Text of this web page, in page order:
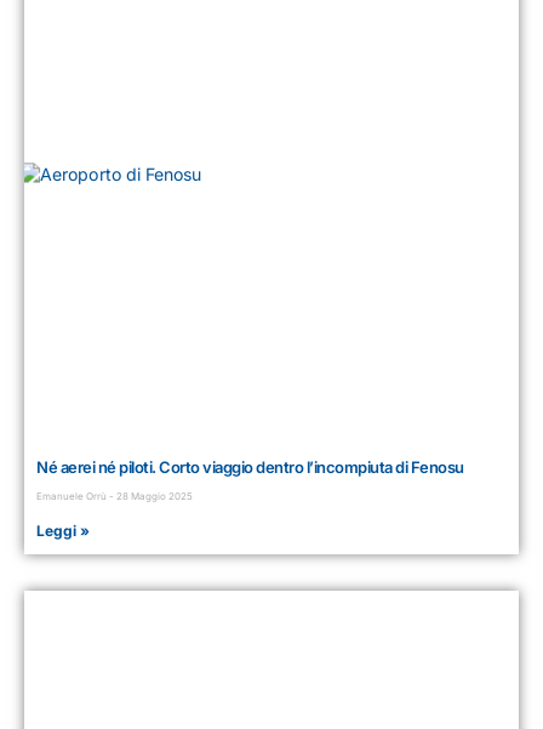
Né aerei né piloti. Corto viaggio dentro l’incompiuta di Fenosu
Emanuele Orrù 28 Maggio 2025
Leggi »